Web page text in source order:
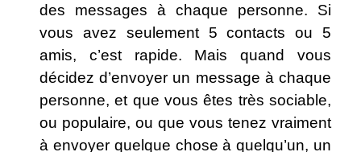
des messages à chaque personne. Si
vous avez seulement 5 contacts ou 5
amis, c’est rapide. Mais quand vous
décidez d’envoyer un message à chaque
personne, et que vous êtes très sociable,
ou populaire, ou que vous tenez vraiment
à envoyer quelque chose à quelqu’un, un